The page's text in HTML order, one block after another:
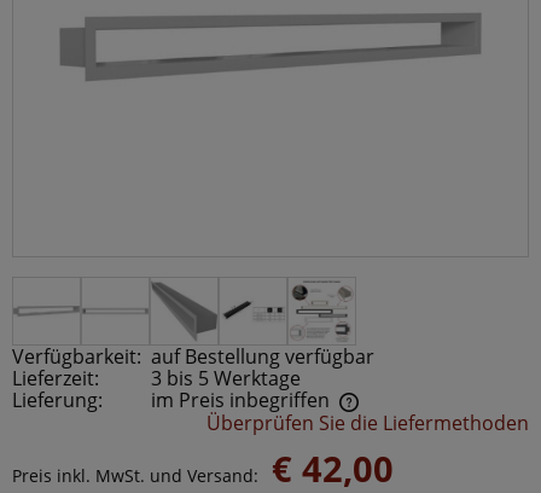
Verfügbarkeit: auf Bestellung verfügbar
Lieferzeit:
3 bis 5 Werktage
Lieferung:
im Preis inbegriffen
Der Preis beinhaltet keine möglichen Zahlungskosten
Überprüfen Sie die Liefermethoden
Preis inkl. MwSt. und Versand: € 42,00